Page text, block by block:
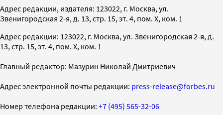
Адрес редакции, издателя: 123022, г. Москва, ул.
Звенигородская 2-я, д. 13, стр. 15, эт. 4, пом. X, ком. 1
Адрес редакции: 123022, г. Москва, ул. Звенигородская 2-я, д.
13, стр. 15, эт. 4, пом. X, ком. 1
Главный редактор: Мазурин Николай Дмитриевич
Адрес электронной почты редакции: press-release@forbes.ru
Номер телефона редакции: +7 (495) 565-32-06